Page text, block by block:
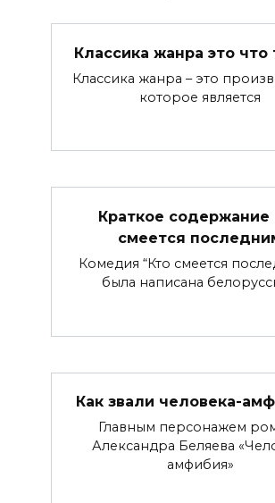
Классика жанра это что
Классика жанра – это
которое является
Краткое содержание
смеется
Комедия “Кто смеется
была написана
Как звали человека-
Главным персонажем
Александра Беляева
амфибия»